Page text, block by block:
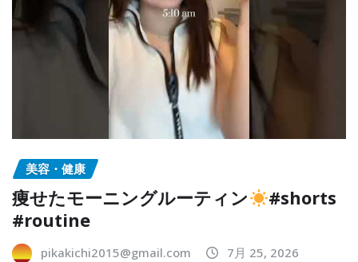
美容・健康
痩せたモーニングルーティン
#shorts
#routine
pikakichi2015@gmail.com 7月 25, 2026